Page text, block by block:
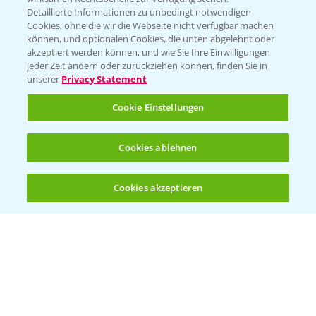
(noch 4)
Folgen Sie uns
Allgemeine Nutzungsbedingungen
Datenschutzerklärung
Impressum
Gebrauchshinweise
© Bayer CropScience Deutschland GmbH
Detaillierte Informationen zu unbedingt notwendigen
Cookies, ohne die wir die Webseite nicht verfügbar machen
können, und optionalen Cookies, die unten abgelehnt oder
akzeptiert werden können, und wie Sie Ihre Einwilligungen
jeder Zeit ändern oder zurückziehen können, finden Sie in
unserer Privacy Statement
Cookie Einstellungen
Cookies ablehnen
Cookies akzeptieren